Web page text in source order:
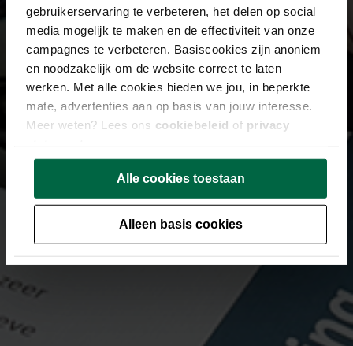
gebruikerservaring te verbeteren, het delen op social
media mogelijk te maken en de effectiviteit van onze
campagnes te verbeteren. Basiscookies zijn anoniem
en noodzakelijk om de website correct te laten
werken. Met alle cookies bieden we jou, in beperkte
mate, advertenties aan op basis van jouw interesse.
Meer weten? Lees ons cookiebeleid of privacy
Alle cookies toestaan
Alleen basis cookies